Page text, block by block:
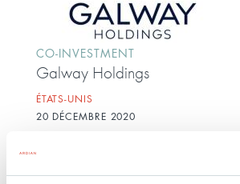
CO-INVESTMENT
Galway Holdings
ÉTATS-UNIS
20 DÉCEMBRE 2020